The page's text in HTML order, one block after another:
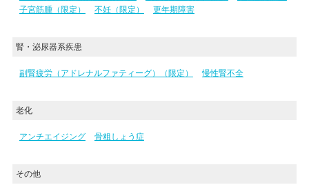
子宮筋腫（限定）
不妊（限定） 更年期障害
腎・泌尿器系疾患
副腎疲労（アドレナルファティーグ）（限定） 慢性腎不全
老化
アンチエイジング 骨粗しょう症
その他